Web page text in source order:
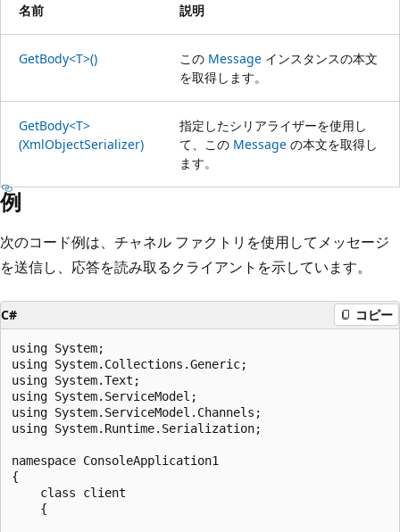
名前 説明
GetBody<T>() この Message インスタンスの本文
を取得します。
GetBody<T>
(XmlObjectSerializer)
指定したシリアライザーを使用し
て、この Message の本文を取得し
ます。
例
次のコード例は、チャネル ファクトリを使用してメッセージ
を送信し、応答を読み取るクライアントを示しています。
C# コピー
using System;
using System.Collections.Generic;
using System.Text;
using System.ServiceModel;
using System.ServiceModel.Channels;
using System.Runtime.Serialization;
namespace ConsoleApplication1
{
    class client
    {